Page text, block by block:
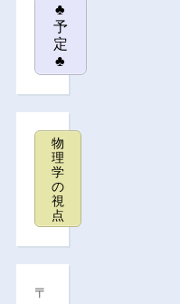
♣
予
定
♣
物
理
学
の
視
点
〒